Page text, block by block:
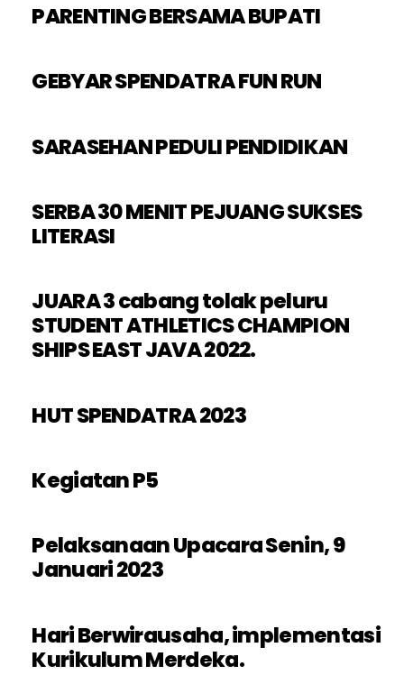
PARENTING BERSAMA BUPATI
GEBYAR SPENDATRA FUN RUN
SARASEHAN PEDULI PENDIDIKAN
SERBA 30 MENIT PEJUANG SUKSES
LITERASI
JUARA 3 cabang tolak peluru
STUDENT ATHLETICS CHAMPION
SHIPS EAST JAVA 2022.
HUT SPENDATRA 2023
Kegiatan P5
Pelaksanaan Upacara Senin, 9
Januari 2023
Hari Berwirausaha, implementasi
Kurikulum Merdeka.